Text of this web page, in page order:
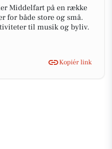
Middelfart på en række
for både store og små.
til musik og byliv.
Kopiér link